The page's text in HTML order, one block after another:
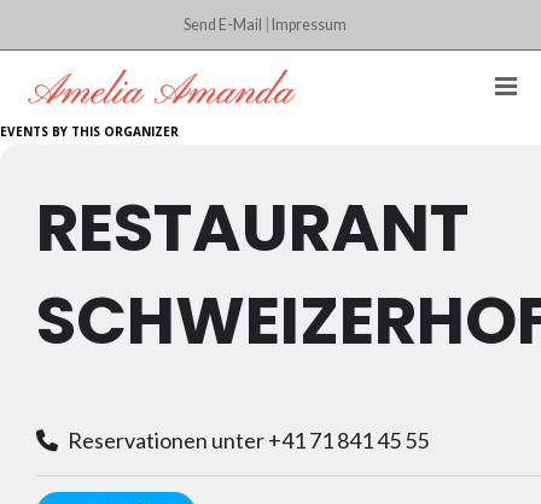
Send E-Mail Impressum
EVENTS BY THIS ORGANIZER
RESTAURANT
Reservationen unter +41 71 841 45 55